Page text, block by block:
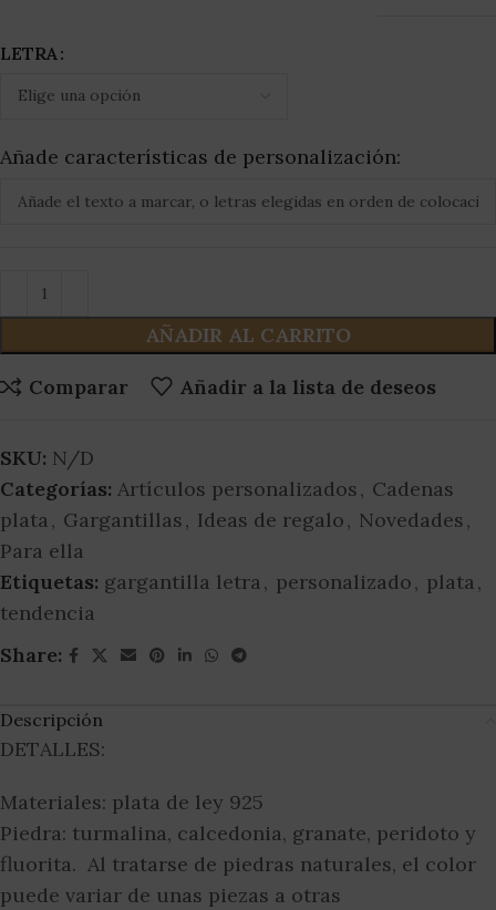
LETRA
Añade características de personalización:
AÑADIR AL CARRITO
Comparar Añadir a la lista de deseos
SKU: N/D
Categorías: Artículos personalizados, Cadenas
plata, Gargantillas, Ideas de regalo, Novedades,
Para ella
Etiquetas: gargantilla letra, personalizado, plata,
tendencia
Share:
Descripción
DETALLES:
Materiales: plata de ley 925
Piedra: turmalina, calcedonia, granate, peridoto y
fluorita. Al tratarse de piedras naturales, el color
puede variar de unas piezas a otras